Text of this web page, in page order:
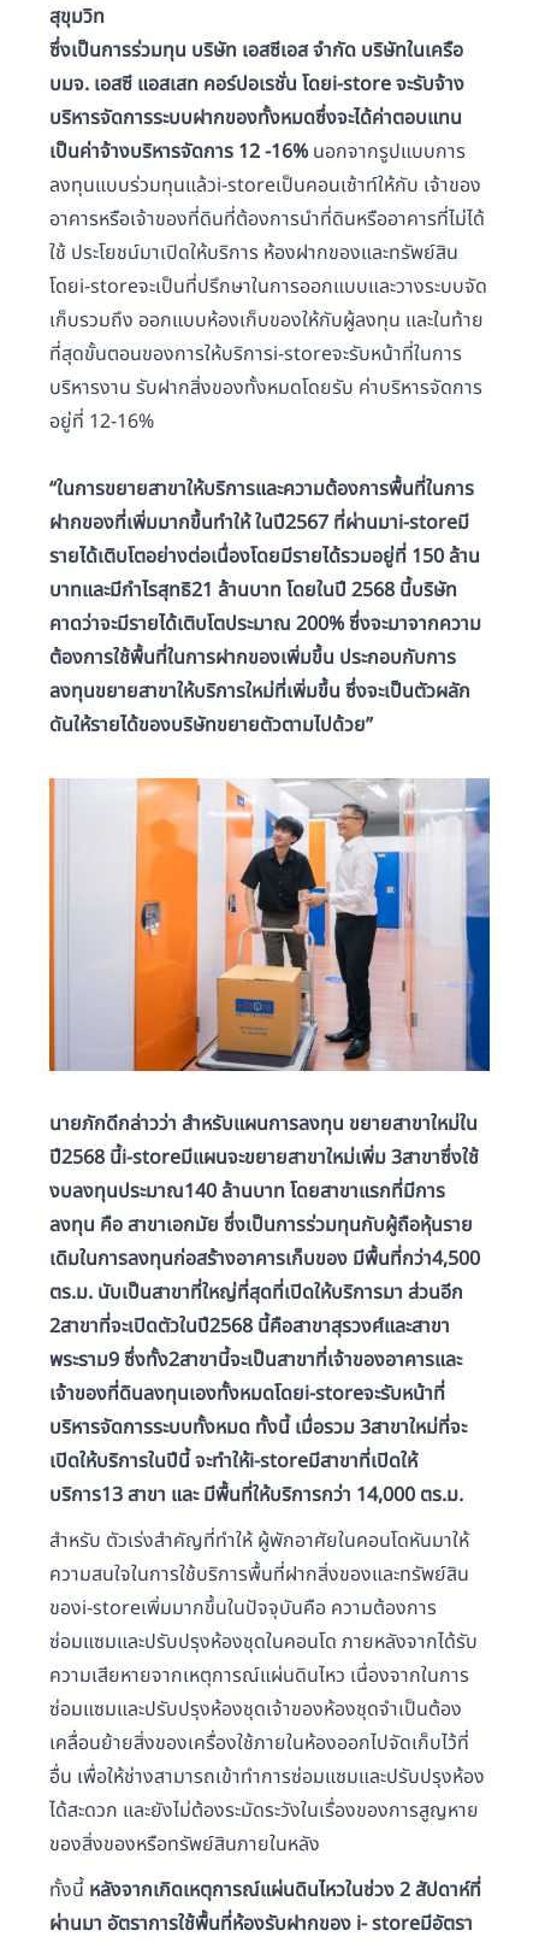
สุขุมวิท
ซึ่งเป็นการร่วมทุน บริษัท เอสซีเอส จำกัด บริษัทในเครือ
บมจ. เอสซี แอสเสท คอร์ปอเรชั่น โดยi-store จะรับจ้าง
บริหารจัดการระบบฝากของทั้งหมดซึ่งจะได้ค่าตอบแทน
เป็นค่าจ้างบริหารจัดการ 12 -16%นอกจากรูปแบบการ
ลงทุนแบบร่วมทุนแล้วi-storeเป็นคอนเซ้าท์ให้กับ เจ้าของ
อาคารหรือเจ้าของที่ดินที่ต้องการนำที่ดินหรืออาคารที่ไม่ได้
ใช้ ประโยชน์มาเปิดให้บริการ ห้องฝากของและทรัพย์สิน
โดยi-storeจะเป็นที่ปรึกษาในการออกแบบและวางระบบจัด
เก็บรวมถึง ออกแบบห้องเก็บของให้กับผู้ลงทุน และในท้าย
ที่สุดขั้นตอนของการให้บริการi-storeจะรับหน้าที่ในการ
บริหารงาน รับฝากสิ่งของทั้งหมดโดยรับ ค่าบริหารจัดการ
อยู่ที่ 12-16%
“ในการขยายสาขาให้บริการและความต้องการพื้นที่ในการ
ฝากของที่เพิ่มมากขึ้นทำให้ ในปี2567 ที่ผ่านมาi-storeมี
รายได้เติบโตอย่างต่อเนื่องโดยมีรายได้รวมอยู่ที่ 150 ล้าน
บาทและมีกำไรสุทธิ21 ล้านบาท โดยในปี 2568 นี้บริษัท
คาดว่าจะมีรายได้เติบโตประมาณ 200% ซึ่งจะมาจากความ
ต้องการใช้พื้นที่ในการฝากของเพิ่มขึ้น ประกอบกับการ
ลงทุนขยายสาขาให้บริการใหม่ที่เพิ่มขึ้น ซึ่งจะเป็นตัวผลัก
ดันให้รายได้ของบริษัทขยายตัวตามไปด้วย”
นายภักดีกล่าวว่าสำหรับแผนการลงทุน ขยายสาขาใหม่ใน
ปี2568 นี้i-storeมีแผนจะขยายสาขาใหม่เพิ่ม 3สาขาซึ่งใช้
งบลงทุนประมาณ140 ล้านบาท โดยสาขาแรกที่มีการ
ลงทุน คือ สาขาเอกมัย ซึ่งเป็นการร่วมทุนกับผู้ถือหุ้นราย
เดิมในการลงทุนก่อสร้างอาคารเก็บของ มีพื้นที่กว่า4,500
ตร.ม. นับเป็นสาขาที่ใหญ่ที่สุดที่เปิดให้บริการมา ส่วนอีก
2สาขาที่จะเปิดตัวในปี2568 นี้คือสาขาสุรวงศ์และสาขา
พระราม9 ซึ่งทั้ง2สาขานี้จะเป็นสาขาที่เจ้าของอาคารและ
เจ้าของที่ดินลงทุนเองทั้งหมดโดยi-storeจะรับหน้าที่
บริหารจัดการระบบทั้งหมด ทั้งนี้ เมื่อรวม 3สาขาใหม่ที่จะ
เปิดให้บริการในปีนี้ จะทำให้i-storeมีสาขาที่เปิดให้
บริการ13 สาขา และ มีพื้นที่ให้บริการกว่า 14,000 ตร.ม.
สำหรับ ตัวเร่งสำคัญที่ทำให้ ผู้พักอาศัยในคอนโดหันมาให้
ความสนใจในการใช้บริการพื้นที่ฝากสิ่งของและทรัพย์สิน
ของi-storeเพิ่มมากขึ้นในปัจจุบันคือ ความต้องการ
ซ่อมแซมและปรับปรุงห้องชุดในคอนโด ภายหลังจากได้รับ
ความเสียหายจากเหตุการณ์แผ่นดินไหว เนื่องจากในการ
ซ่อมแซมและปรับปรุงห้องชุดเจ้าของห้องชุดจำเป็นต้อง
เคลื่อนย้ายสิ่งของเครื่องใช้ภายในห้องออกไปจัดเก็บไว้ที่
อื่น เพื่อให้ช่างสามารถเข้าทำการซ่อมแซมและปรับปรุงห้อง
ได้สะดวก และยังไม่ต้องระมัดระวังในเรื่องของการสูญหาย
ของสิ่งของหรือทรัพย์สินภายในหลัง
ทั้งนี้ หลังจากเกิดเหตุการณ์แผ่นดินไหวในช่วง 2 สัปดาห์ที่
ผ่านมา อัตราการใช้พื้นที่ห้องรับฝากของ i- storeมีอัตรา